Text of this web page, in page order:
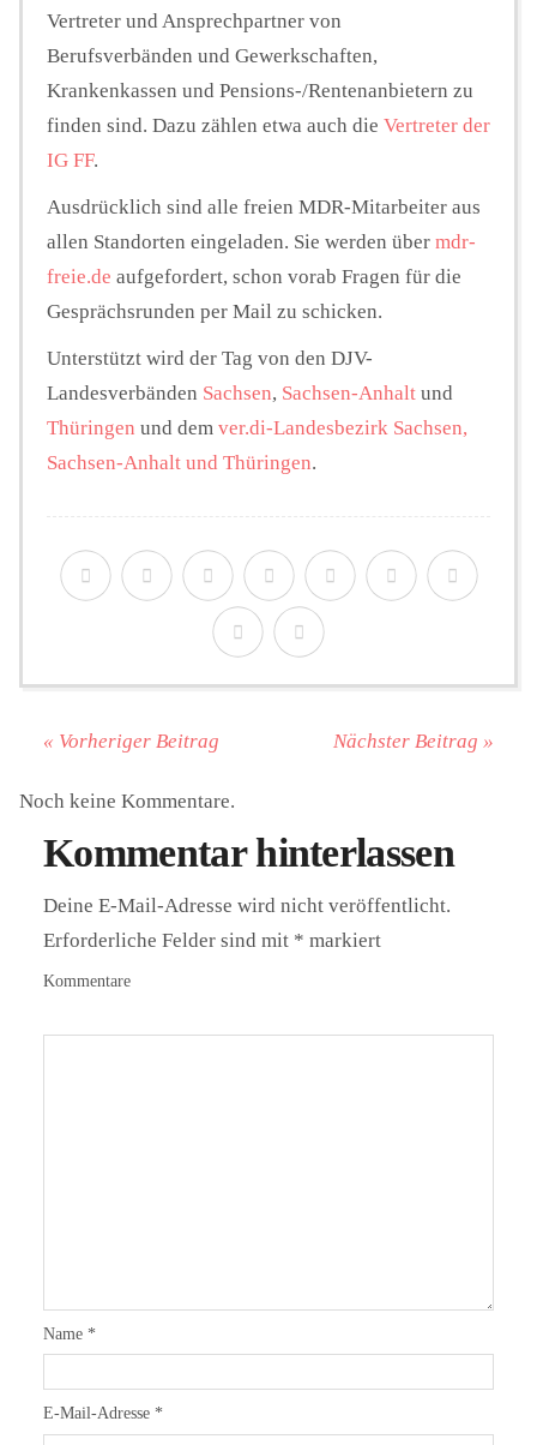
Vertreter und Ansprechpartner von
Berufsverbänden und Gewerkschaften,
Krankenkassen und Pensions-/Rentenanbietern zu
finden sind. Dazu zählen etwa auch die Vertreter der
IG FF.
Ausdrücklich sind alle freien MDR-Mitarbeiter aus
allen Standorten eingeladen. Sie werden über mdr-
freie.de aufgefordert, schon vorab Fragen für die
Gesprächsrunden per Mail zu schicken.
Unterstützt wird der Tag von den DJV-
Landesverbänden Sachsen, Sachsen-Anhalt und
Thüringen und dem ver.di-Landesbezirk Sachsen,
Sachsen-Anhalt und Thüringen.
« Vorheriger Beitrag Nächster Beitrag »
Noch keine Kommentare.
Kommentar hinterlassen
Deine E-Mail-Adresse wird nicht veröffentlicht.
Erforderliche Felder sind mit * markiert
Kommentare
Name *
E-Mail-Adresse *